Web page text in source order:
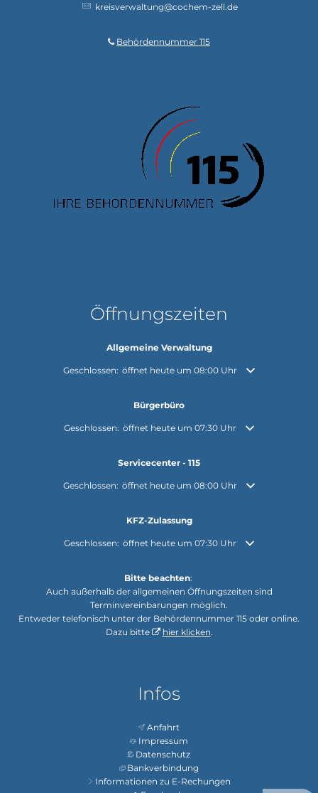
kreisverwaltung@cochem-zell.de
Behördennummer 115
Öffnungszeiten
Allgemeine Verwaltung
Klicken, um weitere Öffnungs- oder Schließzeiten
Geschlossen: öffnet heute um 08:00 Uhr
Bürgerbüro
Klicken, um weitere Öffnungs- oder Schließzeiten
Geschlossen: öffnet heute um 07:30 Uhr
Servicecenter - 115
Klicken, um weitere Öffnungs- oder Schließzeiten
Geschlossen: öffnet heute um 08:00 Uhr
KFZ-Zulassung
Klicken, um weitere Öffnungs- oder Schließzeiten
Geschlossen: öffnet heute um 07:30 Uhr
Bitte beachten:
Auch außerhalb der allgemeinen Öffnungszeiten sind
Terminvereinbarungen möglich.
Entweder telefonisch unter der Behördennummer 115 oder online.
Dazu bitte
hier klicken.
Infos
Anfahrt
Impressum
Datenschutz
Bankverbindung
Informationen zu E-Rechungen